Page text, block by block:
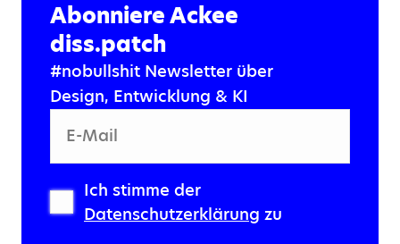
Abonniere Ackee
diss.patch
#nobullshit Newsletter über
Design, Entwicklung & KI
E-Mail
Ich stimme der
Datenschutzerklärung zu